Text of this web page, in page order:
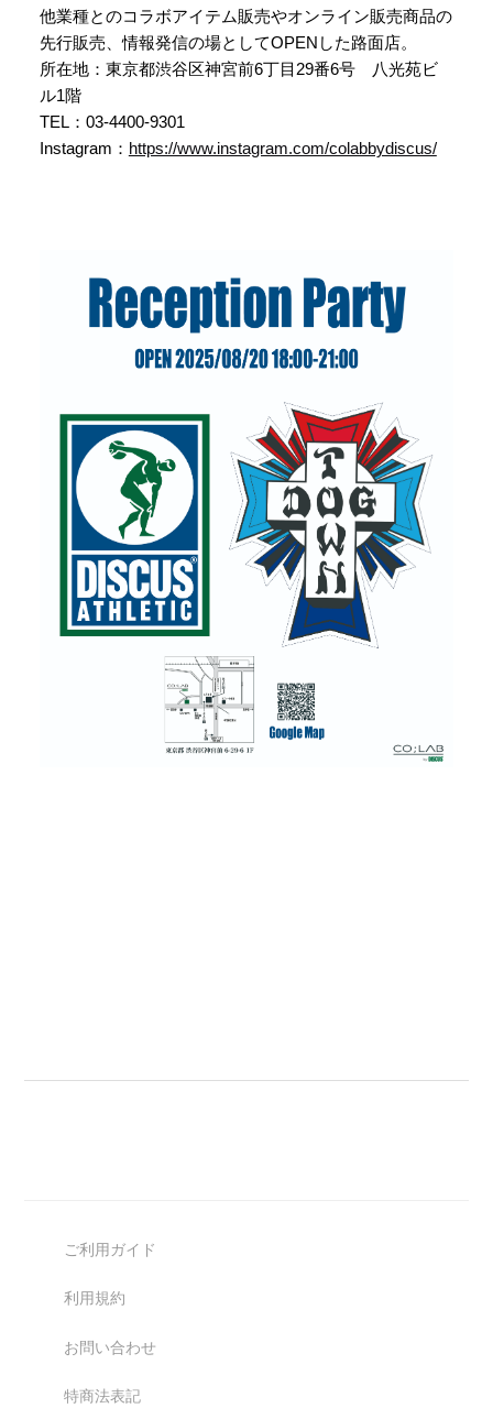
他業種とのコラボアイテム販売やオンライン販売商品の
先行販売、情報発信の場としてOPENした路面店。
所在地：東京都渋谷区神宮前6丁目29番6号 八光苑ビ
ル1階
TEL：03-4400-9301
Instagram： https://www.instagram.com/colabbydiscus/
ご利用ガイド
利用規約
お問い合わせ
特商法表記